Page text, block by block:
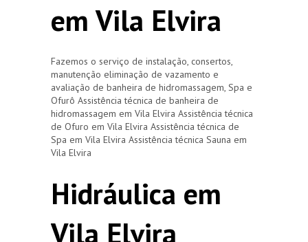
em Vila Elvira
Fazemos o serviço de instalação, consertos,
manutenção eliminação de vazamento e
avaliação de banheira de hidromassagem, Spa e
Ofurô Assistência técnica de banheira de
hidromassagem em Vila Elvira Assistência técnica
de Ofuro em Vila Elvira Assistência técnica de
Spa em Vila Elvira Assistência técnica Sauna em
Vila Elvira
Hidráulica em
Vila Elvira